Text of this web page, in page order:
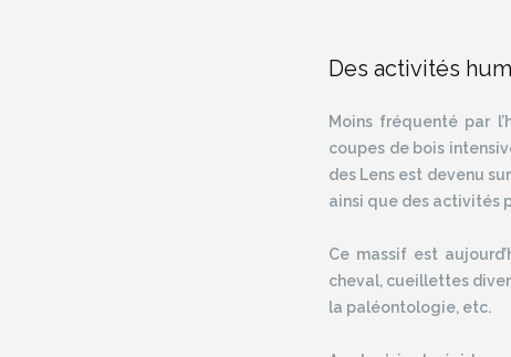
Des activités
Moins fréquenté par
coupes de bois
des Lens est devenu
ainsi que des activités
Ce massif est
cheval, cueillettes
la paléontologie, etc.